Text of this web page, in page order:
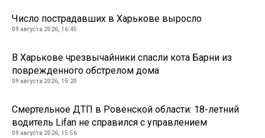
Число пострадавших в Харькове выросло
09 августа 2026, 16:45
В Харькове чрезвычайники спасли кота Барни из
поврежденного обстрелом дома
09 августа 2026, 16:20
Смертельное ДТП в Ровенской области: 18-летний
водитель Lifan не справился с управлением
09 августа 2026, 15:56